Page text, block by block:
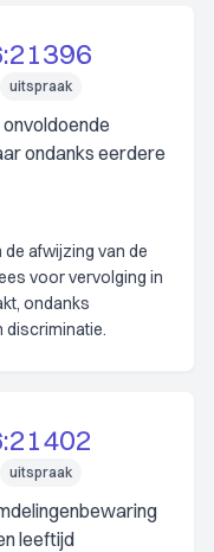
uitspraak
ondanks eerdere
afwijzing van de
voor vervolging in
ondanks
discriminatie.
uitspraak
leeftijd